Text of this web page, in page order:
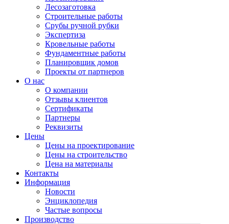
Лесозаготовка
Строительные работы
Срубы ручной рубки
Экспертиза
Кровельные работы
Фундаментные работы
Планировщик домов
Проекты от партнеров
О нас
О компании
Отзывы клиентов
Сертификаты
Партнеры
Реквизиты
Цены
Цены на проектирование
Цены на строительство
Цена на материалы
Контакты
Информация
Новости
Энциклопедия
Частые вопросы
Производство